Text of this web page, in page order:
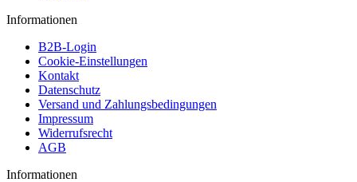
Informationen
B2B-Login
Cookie-Einstellungen
Kontakt
Datenschutz
Versand und Zahlungsbedingungen
Impressum
Widerrufsrecht
AGB
Informationen